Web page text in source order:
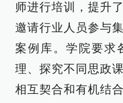
师进行培训，提升
邀请行业人员参与
案例库。学院要求
理、探究不同思政
相互契合和有机结